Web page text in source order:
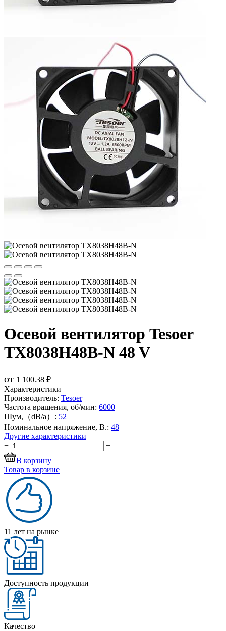
Осевой вентилятор Tesoer
TX8038H48B-N 48 V
от 1 100.38 ₽
Характеристики
Производитель: Tesoer
Частота вращения, об/мин: 6000
Шум,（dB/a）: 52
Номинальное напряжение, В.: 48
Другие характеристики
−
+
В корзину
Товар в корзине
11 лет на рынке
Доступность продукции
Качество